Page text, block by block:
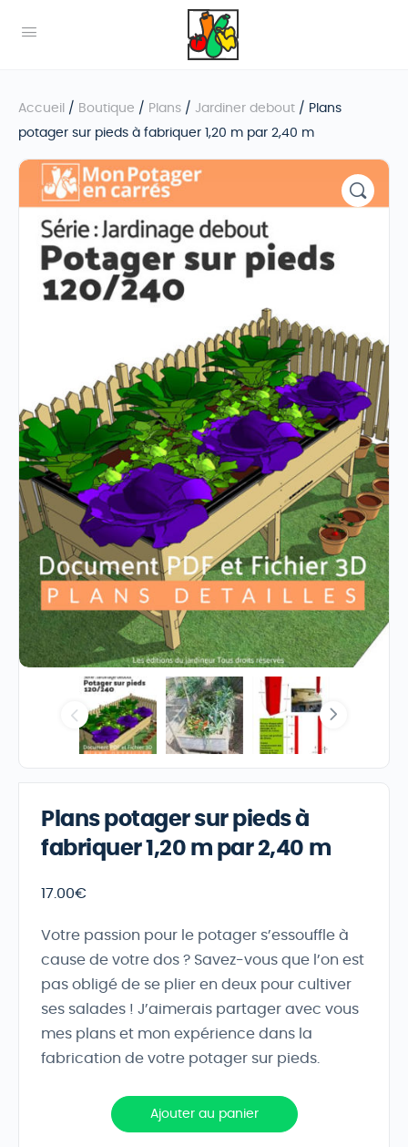
Accueil / Boutique / Plans / Jardiner debout / Plans
potager sur pieds à fabriquer 1,20 m par 2,40 m
Plans potager sur pieds à
fabriquer 1,20 m par 2,40 m
17.00€
Votre passion pour le potager s’essouffle à
cause de votre dos ? Savez-vous que l’on est
pas obligé de se plier en deux pour cultiver
ses salades ! J’aimerais partager avec vous
mes plans et mon expérience dans la
fabrication de votre potager sur pieds.
Ajouter au panier